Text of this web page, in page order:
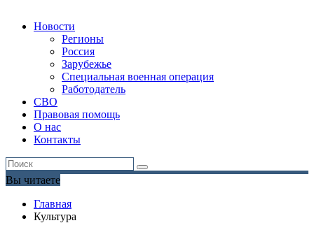
Новости
Регионы
Россия
Зарубежье
Специальная военная операция
Работодатель
СВО
Правовая помощь
О нас
Контакты
Вы читаете
Главная
Культура